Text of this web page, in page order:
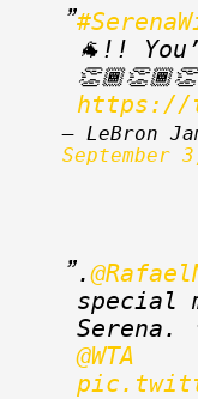
🐐!!
https://
September
.
special
Serena.
@WTA